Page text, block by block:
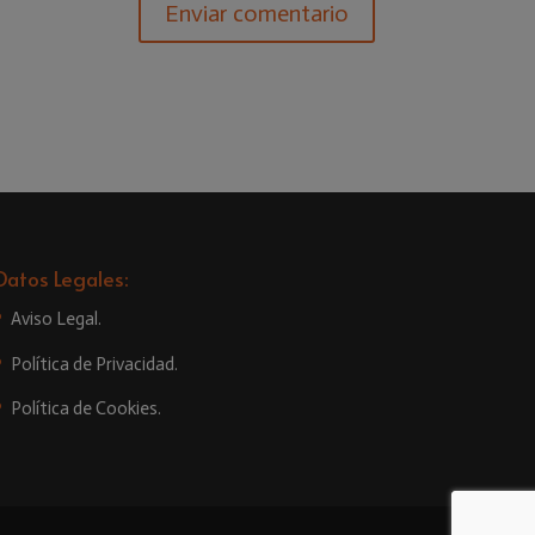
Legales:
Aviso Legal.
Política de Privacidad.
Política de Cookies.